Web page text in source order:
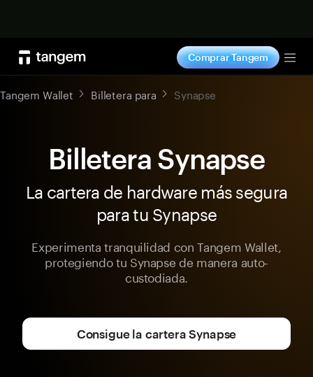
Comprar Tangem
Tangem Wallet Billetera para Synapse
Billetera Synapse
La cartera de hardware más segura
para tu Synapse
Experimenta tranquilidad con Tangem Wallet,
protegiendo tu Synapse de manera auto-
custodiada.
Consigue la cartera Synapse